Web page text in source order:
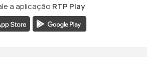
a aplicação RTP Play